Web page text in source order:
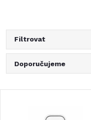
Filtrovat
Ř
a
Doporučujeme